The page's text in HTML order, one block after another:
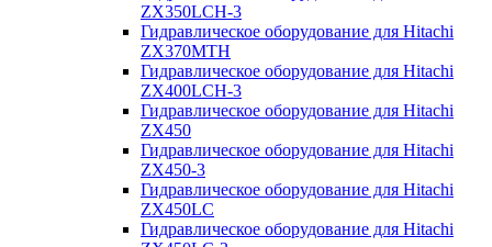
ZX350LCH-3
Гидравлическое оборудование для Hitachi
ZX370MTH
Гидравлическое оборудование для Hitachi
ZX400LCH-3
Гидравлическое оборудование для Hitachi
ZX450
Гидравлическое оборудование для Hitachi
ZX450-3
Гидравлическое оборудование для Hitachi
ZX450LC
Гидравлическое оборудование для Hitachi